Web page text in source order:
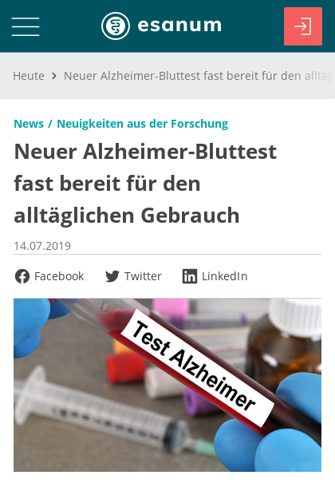
Heute
News Neuigkeiten aus der Forschung
Neuer Alzheimer-Bluttest
fast bereit für den
alltäglichen Gebrauch
14.07.2019
Facebook
Twitter LinkedIn